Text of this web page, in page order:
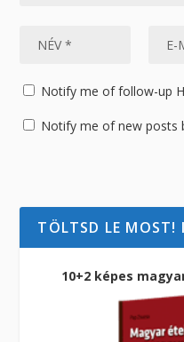
Notify me of follow-up
Notify me of new posts
TÖLTSD LE MOST!
10+2 képes